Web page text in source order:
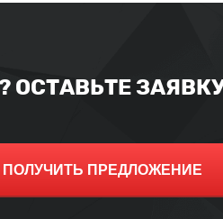
ОСТАВЬТЕ
ПОЛУЧИТЬ ПРЕДЛОЖЕНИЕ